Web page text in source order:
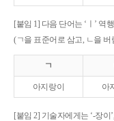
[붙임 1] 다음 단어는 ‘ㅣ’ 역
(ㄱ을 표준어로 삼고, ㄴ을 버
ㄱ
아지랑이 아
[붙임 2] 기술자에게는 ‘-장이